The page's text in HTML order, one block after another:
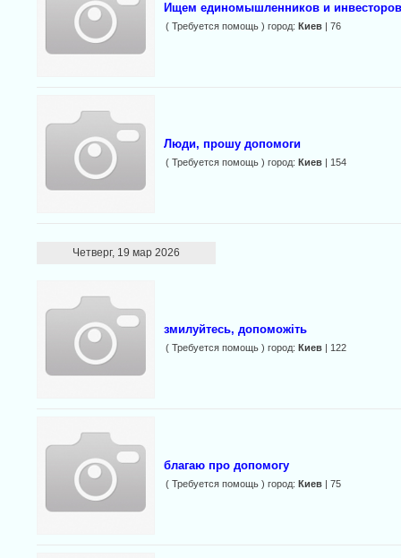
Ищем единомышленников и инвесторов
( Требуется помощь ) город: Киев| 76
Люди, прошу допомоги
( Требуется помощь ) город: Киев| 154
Четверг, 19 мар 2026
змилуйтесь, допоможіть
( Требуется помощь ) город: Киев| 122
благаю про допомогу
( Требуется помощь ) город: Киев| 75